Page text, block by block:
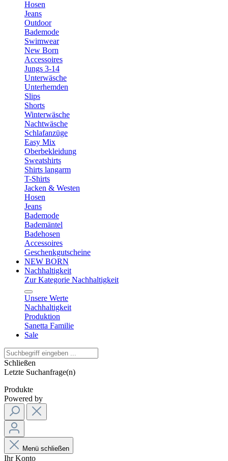
Hosen
Jeans
Outdoor
Bademode
Swimwear
New Born
Accessoires
Jungs 3-14
Unterwäsche
Unterhemden
Slips
Shorts
Winterwäsche
Nachtwäsche
Schlafanzüge
Easy Mix
Oberbekleidung
Sweatshirts
Shirts langarm
T-Shirts
Jacken & Westen
Hosen
Jeans
Bademode
Bademäntel
Badehosen
Accessoires
Geschenkgutscheine
NEW BORN
Nachhaltigkeit
Zur Kategorie Nachhaltigkeit
Unsere Werte
Nachhaltigkeit
Produktion
Sanetta Familie
Sale
Schließen
Letzte Suchanfrage(n)
Produkte
Powered by
Menü schließen
Ihr Konto